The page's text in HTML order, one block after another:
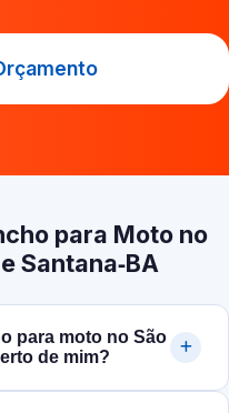
para Moto no
Santana‑BA
para moto no São
de mim?